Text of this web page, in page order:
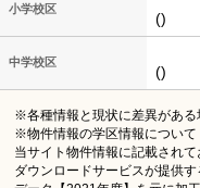
小学校区
()
中学校区
()
※各種情報と現状に差異がある
※物件情報の学区情報について
当サイト物件情報に記載され
ダウンロードサービスが提供